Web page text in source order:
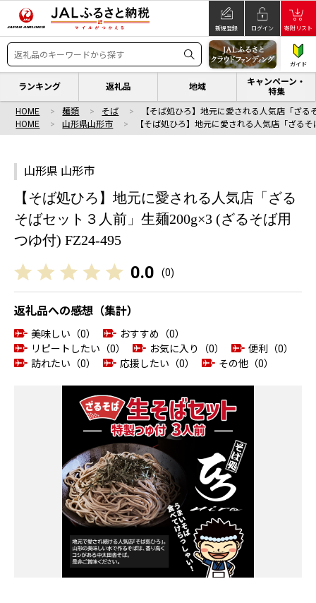
新規登録 ログイン 寄附リスト
ガイド
ランキング 返礼品 地域
キャンペーン・
特集
HOME 麺類 そば
【そば処ひろ】地元に愛される人気店「ざる
HOME
山形県山形市 【そば処ひろ】地元に愛される人気店「ざる
山形県 山形市
【そば処ひろ】地元に愛される人気店「ざる
そばセット３人前」生麺200g×3 (ざるそば用
つゆ付) FZ24-495
0.0 (0)
返礼品への感想（集計）
美味しい（0）
おすすめ（0）
リピートしたい（0）
お気に入り（0）
便利（0）
訪れたい（0）
応援したい（0） その他（0）